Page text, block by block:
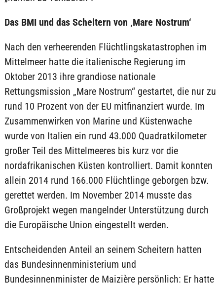
Das BMI und das Scheitern von ‚Mare Nostrum‘
Nach den verheerenden Flüchtlingskatastrophen im
Mittelmeer hatte die italienische Regierung im
Oktober 2013 ihre grandiose nationale
Rettungsmission „Mare Nostrum“ gestartet, die nur zu
rund 10 Prozent von der EU mitfinanziert wurde. Im
Zusammenwirken von Marine und Küstenwache
wurde von Italien ein rund 43.000 Quadratkilometer
großer Teil des Mittelmeeres bis kurz vor die
nordafrikanischen Küsten kontrolliert. Damit konnten
allein 2014 rund 166.000 Flüchtlinge geborgen bzw.
gerettet werden. Im November 2014 musste das
Großprojekt wegen mangelnder Unterstützung durch
die Europäische Union eingestellt werden.
Entscheidenden Anteil an seinem Scheitern hatten
das Bundesinnenministerium und
Bundesinnenminister de Maizière persönlich: Er hatte